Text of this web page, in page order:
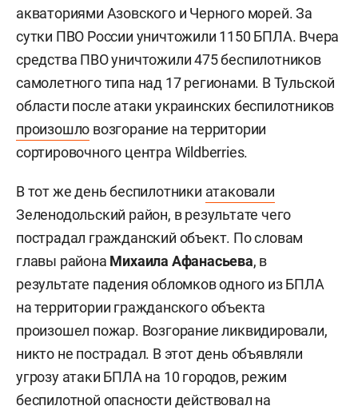
акваториями Азовского и Черного морей. За
сутки ПВО России уничтожили 1150 БПЛА. Вчера
средства ПВО уничтожили 475 беспилотников
самолетного типа над 17 регионами. В Тульской
области после атаки украинских беспилотников
произошло возгорание на территории
сортировочного центра Wildberries.
В тот же день беспилотники атаковали
Зеленодольский район, в результате чего
пострадал гражданский объект. По словам
главы района Михаила Афанасьева, в
результате падения обломков одного из БПЛА
на территории гражданского объекта
произошел пожар. Возгорание ликвидировали,
никто не пострадал. В этот день объявляли
угрозу атаки БПЛА на 10 городов, режим
беспилотной опасности действовал на